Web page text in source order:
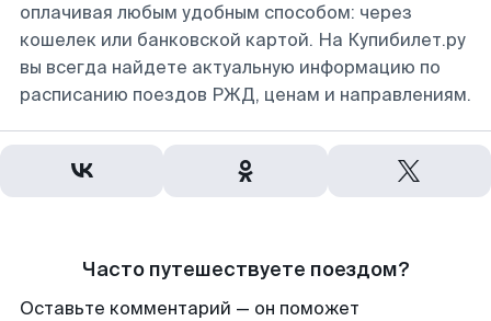
оплачивая любым удобным способом: через
кошелек или банковской картой. На Купибилет.ру
вы всегда найдете актуальную информацию по
расписанию поездов РЖД, ценам и направлениям.
Часто путешествуете поездом?
Оставьте комментарий — он поможет